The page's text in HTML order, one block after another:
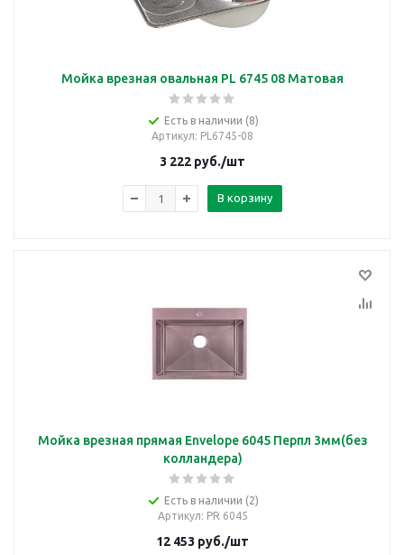
Мойка врезная овальная PL 6745 08 Матовая
Есть в наличии (8)
Артикул: PL6745-08
3 222 руб./шт
В корзину
Мойка врезная прямая Envelope 6045 Перпл 3мм(без
колландера)
Есть в наличии (2)
Артикул: PR 6045
12 453 руб./шт